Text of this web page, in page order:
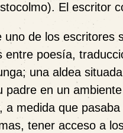
El escritor
uno de los escritores
entre poesía,
una aldea
padre en un
a medida que
tener acceso a